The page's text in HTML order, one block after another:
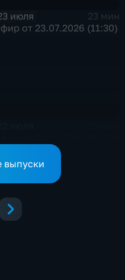
июля
23 мин
от 23.07.2026 (11:30)
выпуски